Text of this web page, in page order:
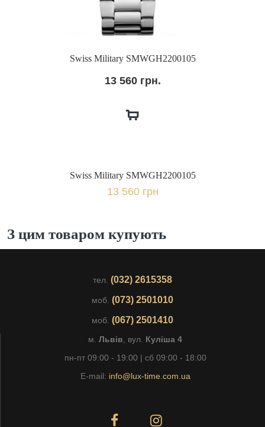
Swiss Military SMWGH2200105
13 560 грн.
Swiss Military SMWGH2200105
13 560 грн
З цим товаром купують
тел. (032) 2615358
моб. (073) 2501010
моб. (067) 2501410
м. Львів , вул. Куліша 4
пн-пт 09:00 - 19:00 | сб 09:00 - 18:00
E-mail: info@lux-time.com.ua